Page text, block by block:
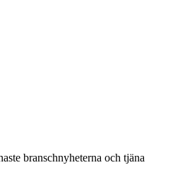
branschnyheterna och tjäna